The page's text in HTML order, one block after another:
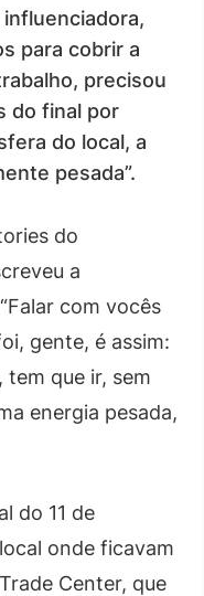
para cobrir a
precisou
do final por
do local, a
pesada”.
do
a
com vocês
gente, é assim:
que ir, sem
energia pesada,
do 11 de
onde ficavam
Center, que